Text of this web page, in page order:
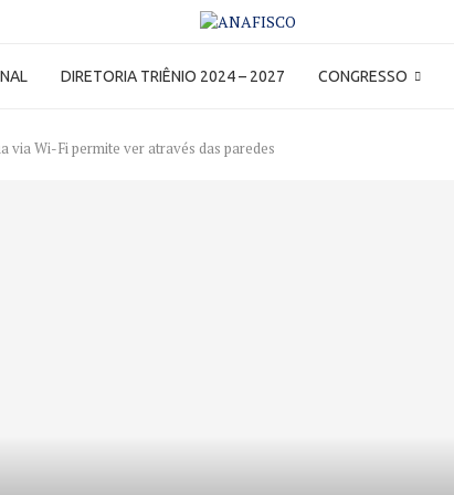
DIRETORIA TRIÊNIO 2024 – 2027 CONGRESSO
via Wi-Fi permite ver através das paredes